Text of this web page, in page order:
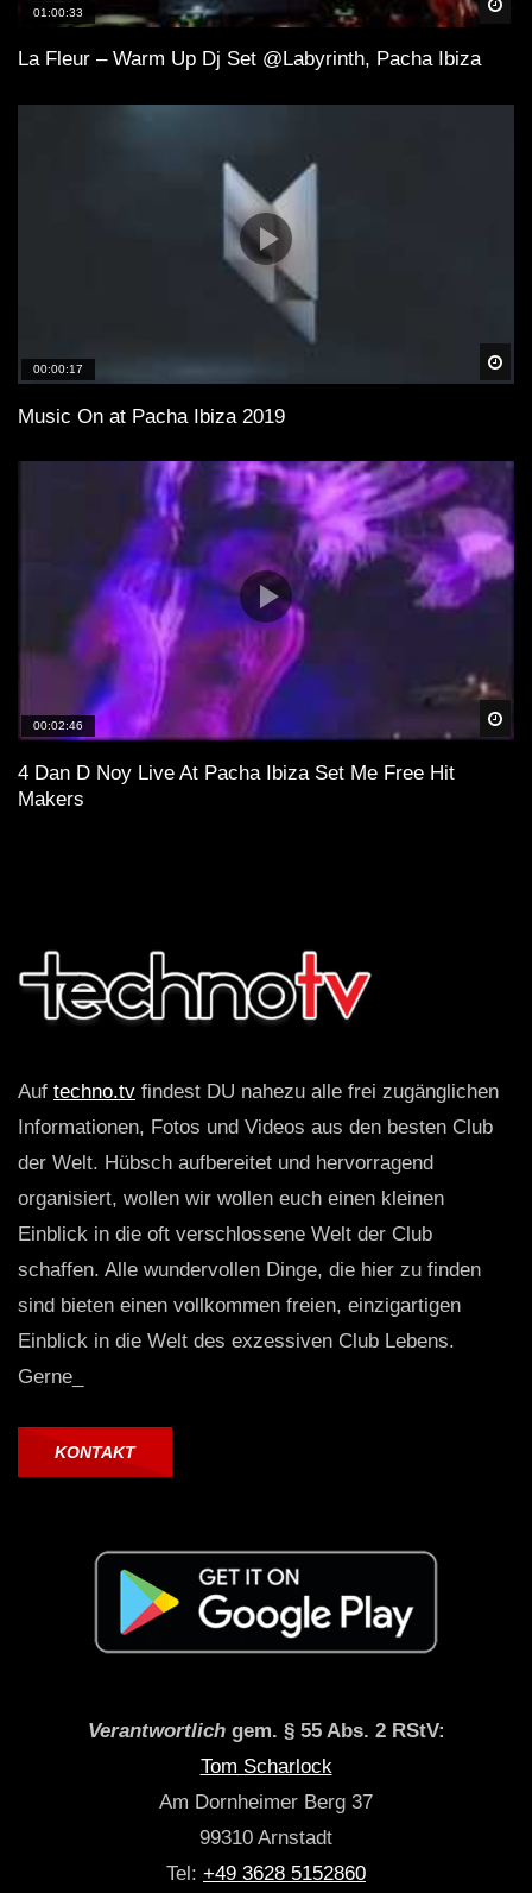
01:00:33
La Fleur – Warm Up Dj Set @Labyrinth, Pacha Ibiza
00:00:17
Music On at Pacha Ibiza 2019
00:02:46
4 Dan D Noy Live At Pacha Ibiza Set Me Free Hit
Makers
Auf techno.tv findest DU nahezu alle frei zugänglichen
Informationen, Fotos und Videos aus den besten Club
der Welt. Hübsch aufbereitet und hervorragend
organisiert, wollen wir wollen euch einen kleinen
Einblick in die oft verschlossene Welt der Club
schaffen. Alle wundervollen Dinge, die hier zu finden
sind bieten einen vollkommen freien, einzigartigen
Einblick in die Welt des exzessiven Club Lebens.
Gerne_
KONTAKT
Verantwortlichgem. § 55 Abs. 2 RStV:
Tom Scharlock
Am Dornheimer Berg 37
99310 Arnstadt
Tel: +49 3628 5152860